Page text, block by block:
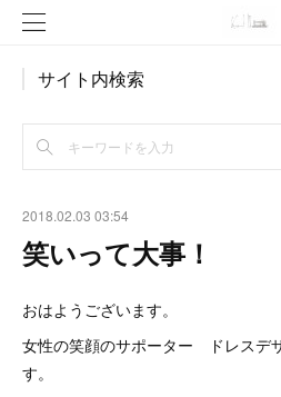
サイト内検索
2018.02.03 03:54
笑いって大事！
おはようございます。
女性の笑顔のサポーター ドレスデ
す。